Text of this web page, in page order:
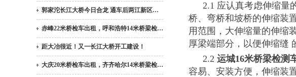
郭家沱长江大桥今日合龙 通车后两江新区…
赤峰22米桥检车出租，呼和浩特14米桥梁检…
距大冶很近！又一长江大桥开工建设！
大庆20米桥检车出租，齐齐哈尔14米桥梁检…
2.1 应认真考虑伸缩量
桥、弯桥和坡桥的伸缩装
用范围，大伸缩量的伸缩
厚梁端部分，以便伸缩缝
2.2 运城16米桥梁检测
容易、安装方便，伸缩装